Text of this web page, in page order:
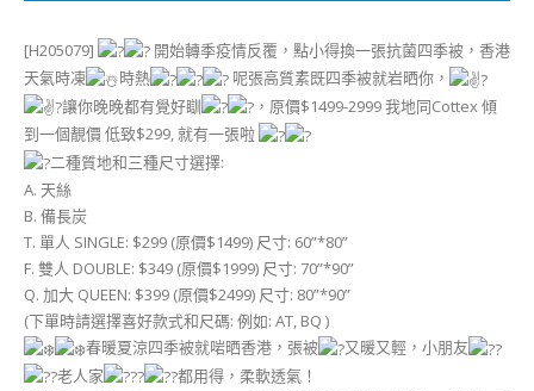
[H205079]
開始轉季疫情反覆，點小得換一張抗菌四季被，香港
天氣時凍
時熱
呢張高質素既四季被就岩晒你，
讓你晚晚都有覺好瞓
，原價$1499-2999 我地同Cottex 傾
到一個靚價 低致$299, 就有一張啦
二種質地和三種尺寸選擇:
A. 天絲
B. 備長炭
T. 單人 SINGLE: $299 (原價$1499) 尺寸: 60”*80”
F. 雙人 DOUBLE: $349 (原價$1999) 尺寸: 70”*90”
Q. 加大 QUEEN: $399 (原價$2499) 尺寸: 80”*90”
(下單時請選擇喜好款式和尺碼: 例如: AT, BQ )
春暖夏涼四季被就啱晒香港，張被
又暖又輕，小朋友
老人家
都用得，柔軟透氣！